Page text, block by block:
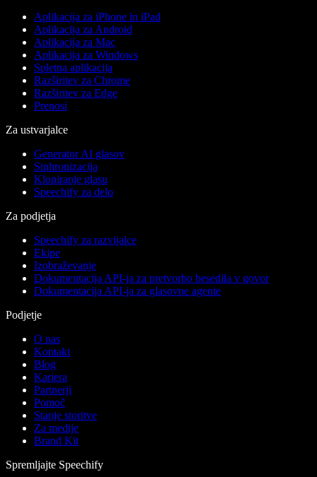
Aplikacija za iPhone in iPad
Aplikacija za Android
Aplikacija za Mac
Aplikacija za Windows
Spletna aplikacija
Razširitev za Chrome
Razširitev za Edge
Prenosi
Za ustvarjalce
Generator AI glasov
Sinhronizacija
Kloniranje glasu
Speechify za delo
Za podjetja
Speechify za razvijalce
Ekipe
Izobraževanje
Dokumentacija API-ja za pretvorbo besedila v govor
Dokumentacija API-ja za glasovne agente
Podjetje
O nas
Kontakt
Blog
Kariera
Partnerji
Pomoč
Stanje storitve
Za medije
Brand Kit
Spremljajte Speechify